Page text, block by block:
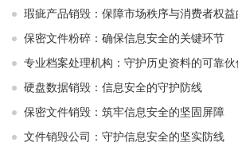
瑕疵产品销毁：保障市场秩序与消费者权
保密文件粉碎：确保信息安全的关键环节
专业档案处理机构：守护历史资料的可靠伙
硬盘数据销毁：信息安全的守护防线
保密文件销毁：筑牢信息安全的坚固屏障
文件销毁公司：守护信息安全的坚实防线